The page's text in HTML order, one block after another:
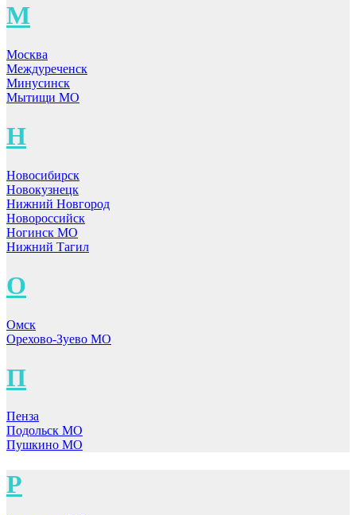
М
Москва
Междуреченск
Минусинск
Мытищи МО
Н
Новосибирск
Новокузнецк
Нижний Новгород
Новороссийск
Ногинск МО
Нижний Тагил
О
Омск
Орехово-Зуево МО
П
Пенза
Подольск МО
Пушкино МО
Р